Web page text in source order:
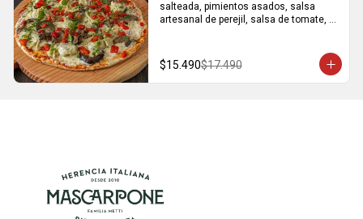
salteada, pimientos asados, salsa
artesanal de perejil, salsa de tomate,
$15.490$17.490